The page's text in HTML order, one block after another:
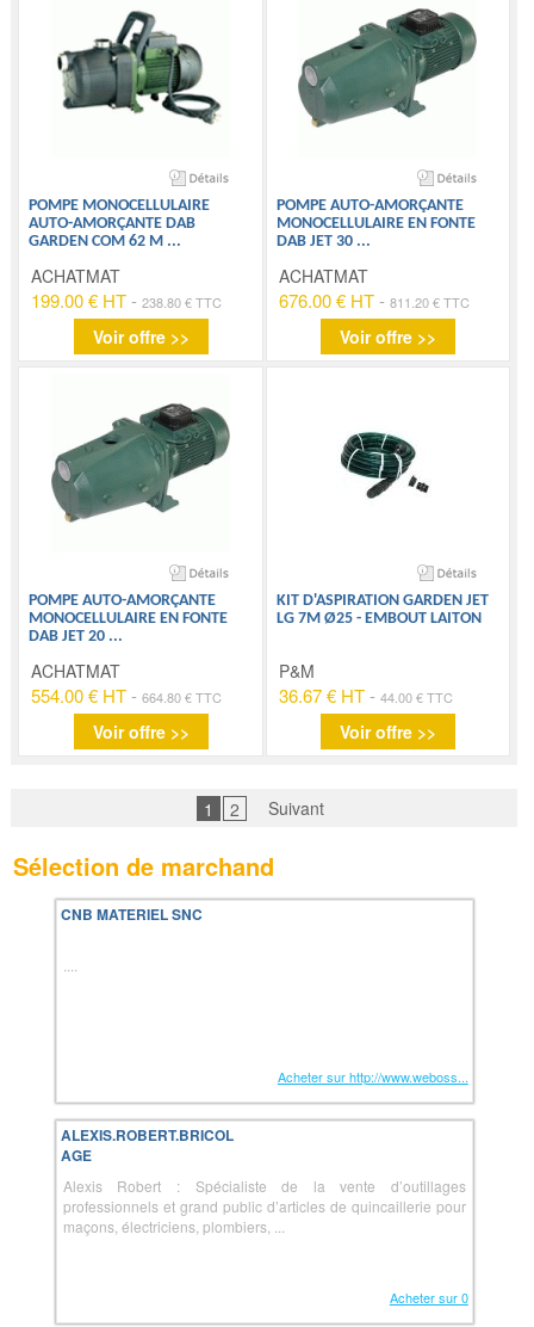
POMPE MONOCELLULAIRE
AUTO-AMORÇANTE DAB
GARDEN COM 62 M ...
ACHATMAT
199.00 € HT -238.80 € TTC
Voir offre >>
POMPE AUTO-AMORÇANTE
MONOCELLULAIRE EN FONTE
DAB JET 30 ...
ACHATMAT
676.00 € HT- 811.20 € TTC
Voir offre >>
POMPE AUTO-AMORÇANTE
MONOCELLULAIRE EN FONTE
DAB JET 20 ...
ACHATMAT
554.00 € HT -664.80 € TTC
Voir offre >>
KIT D'ASPIRATION GARDEN JET
LG 7M Ø25 - EMBOUT LAITON
P&M
36.67 € HT- 44.00 € TTC
Voir offre >>
1 2 Suivant
Sélection de marchand
CNB MATERIEL SNC
Acheter sur http://www.weboss...
ALEXIS.ROBERT.BRICOL
AGE
Alexis Robert : Spécialiste de la vente d’outillages
professionnels et grand public d’articles de quincaillerie pour
maçons, électriciens, plombiers, ...
Acheter sur 0